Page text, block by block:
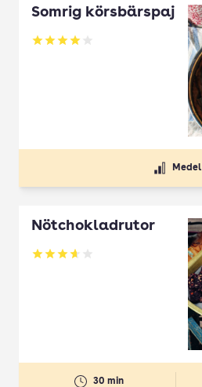
Somrig körsbärspaj
Betyg: 4 av 5
Medel
Nötchokladrutor
Betyg: 3.65 av 5
30 min